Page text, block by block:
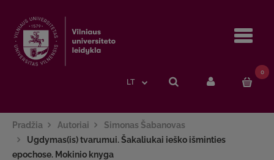
LT
0
Pradžia Autoriai
Simonas Šabanovas
Ugdymas(is) tvarumui. Šakaliukai ieško išminties
epochose. Mokinio knyga